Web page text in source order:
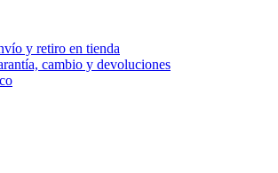
y retiro en tienda
cambio y devoluciones